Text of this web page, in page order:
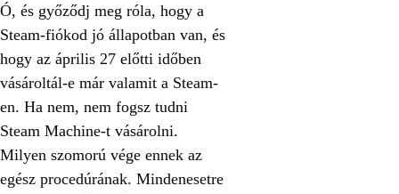
Ó, és győződj meg róla, hogy a
Steam-fiókod jó állapotban van, és
hogy az április 27 előtti időben
vásároltál-e már valamit a Steam-
en. Ha nem, nem fogsz tudni
Steam Machine-t vásárolni.
Milyen szomorú vége ennek az
egész procedúrának. Mindenesetre